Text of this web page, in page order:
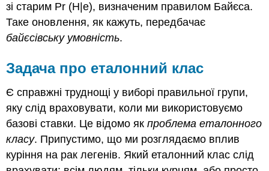
зі старим Pr (H|e), визначеним правилом Байєса.
Таке оновлення, як кажуть, передбачає
байєсівську умовність.
Задача про еталонний клас
Є справжні труднощі у виборі правильної групи,
яку слід враховувати, коли ми використовуємо
базові ставки. Це відомо якпроблема еталонного
класу. Припустимо, що ми розглядаємо вплив
куріння на рак легенів. Який еталонний клас слід